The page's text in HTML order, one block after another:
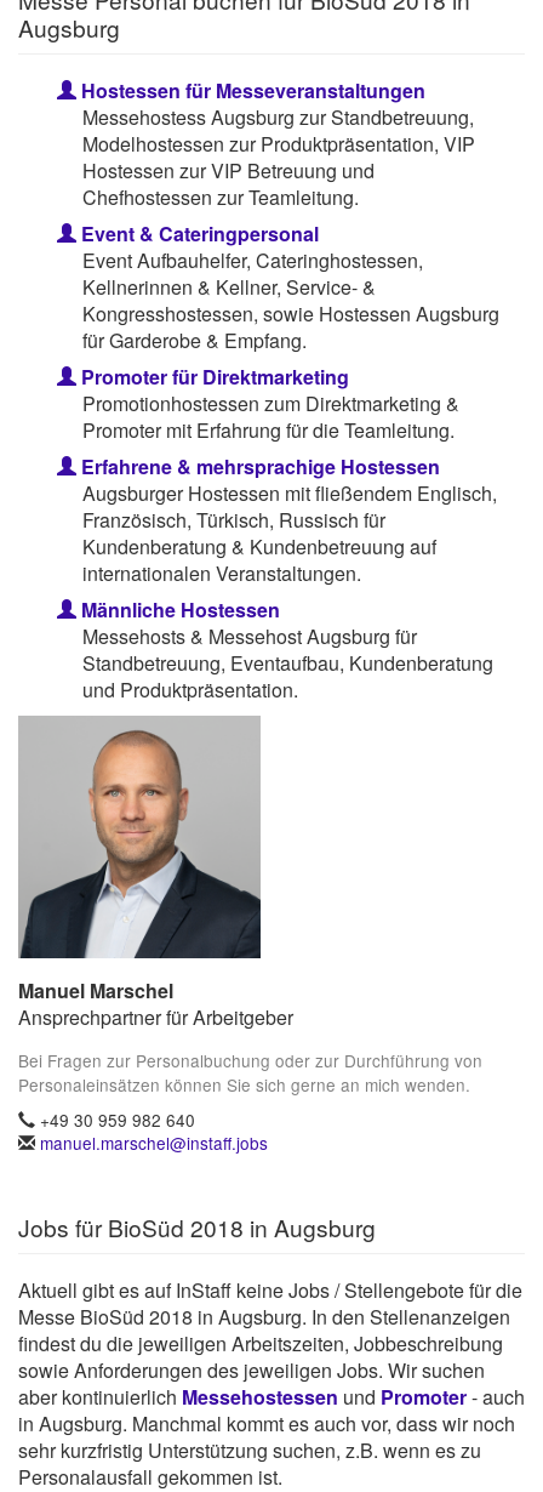
Augsburg
Hostessen für Messeveranstaltungen
Messehostess Augsburg zur Standbetreuung,
Modelhostessen zur Produktpräsentation, VIP
Hostessen zur VIP Betreuung und
Chefhostessen zur Teamleitung.
Event & Cateringpersonal
Event Aufbauhelfer, Cateringhostessen,
Kellnerinnen & Kellner, Service- &
Kongresshostessen, sowie Hostessen Augsburg
für Garderobe & Empfang.
Promoter für Direktmarketing
Promotionhostessen zum Direktmarketing &
Promoter mit Erfahrung für die Teamleitung.
Erfahrene & mehrsprachige Hostessen
Augsburger Hostessen mit fließendem Englisch,
Französisch, Türkisch, Russisch für
Kundenberatung & Kundenbetreuung auf
internationalen Veranstaltungen.
Männliche Hostessen
Messehosts & Messehost Augsburg für
Standbetreuung, Eventaufbau, Kundenberatung
und Produktpräsentation.
Manuel Marschel
Ansprechpartner für Arbeitgeber
Bei Fragen zur Personalbuchung oder zur Durchführung von
Personaleinsätzen können Sie sich gerne an mich wenden.
+49 30 959 982 640
manuel.marschel@instaff.jobs
Jobs für BioSüd 2018 in Augsburg
Aktuell gibt es auf InStaff keine Jobs / Stellengebote für die
Messe BioSüd 2018 in Augsburg. In den Stellenanzeigen
findest du die jeweiligen Arbeitszeiten, Jobbeschreibung
sowie Anforderungen des jeweiligen Jobs. Wir suchen
aber kontinuierlich Messehostessen und Promoter- auch
in Augsburg. Manchmal kommt es auch vor, dass wir noch
sehr kurzfristig Unterstützung suchen, z.B. wenn es zu
Personalausfall gekommen ist.